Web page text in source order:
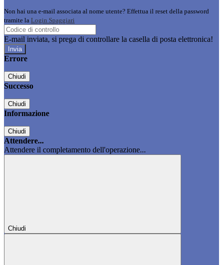
Non hai una e-mail associata al nome utente? Effettua il reset della password
tramite la Login Spaggiari
E-mail inviata, si prega di controllare la casella di posta elettronica!
Errore
Chiudi
Successo
Chiudi
Informazione
Chiudi
Attendere...
Attendere il completamento dell'operazione...
Chiudi